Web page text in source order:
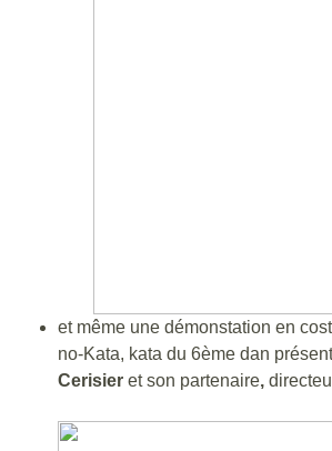
et même une démonstation en
no-Kata, kata du 6ème dan
Cerisier et son partenaire,